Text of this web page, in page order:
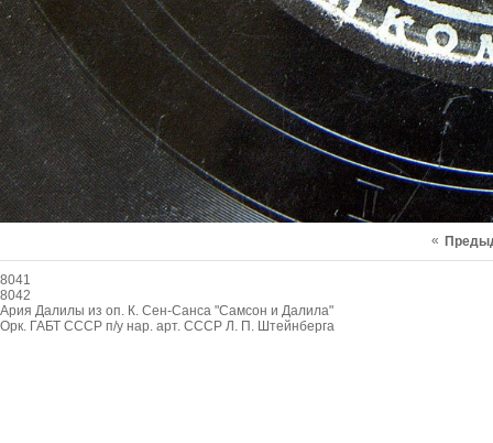
«
8041
8042
Ария Далилы из оп. К. Сен-Санса "Самсон и Далила"
Орк. ГАБТ СССР п/у нар. арт. СССР Л. П. Штейнберга